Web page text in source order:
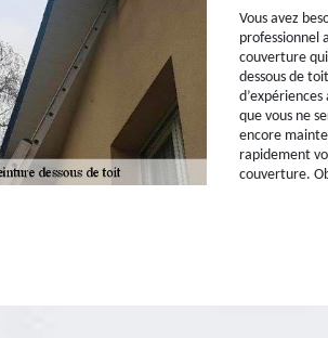
Vous avez
professionnel
couverture
dessous de
que vous ne
encore
rapidement
couverture.